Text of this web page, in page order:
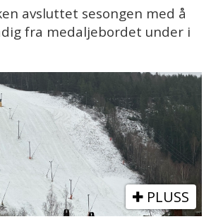
avsluttet sesongen med å
fra medaljebordet under i
PLUSS